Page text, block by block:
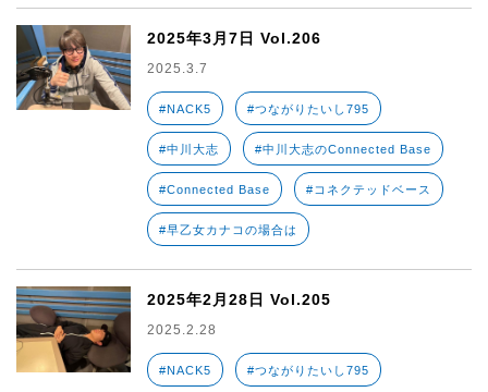
2025年3月7日 Vol.206
2025.3.7
#NACK5 #つながりたいし795
#中川大志 #中川大志のConnected Base
#Connected Base #コネクテッドベース
#早乙女カナコの場合は
2025年2月28日 Vol.205
2025.2.28
#NACK5 #つながりたいし795